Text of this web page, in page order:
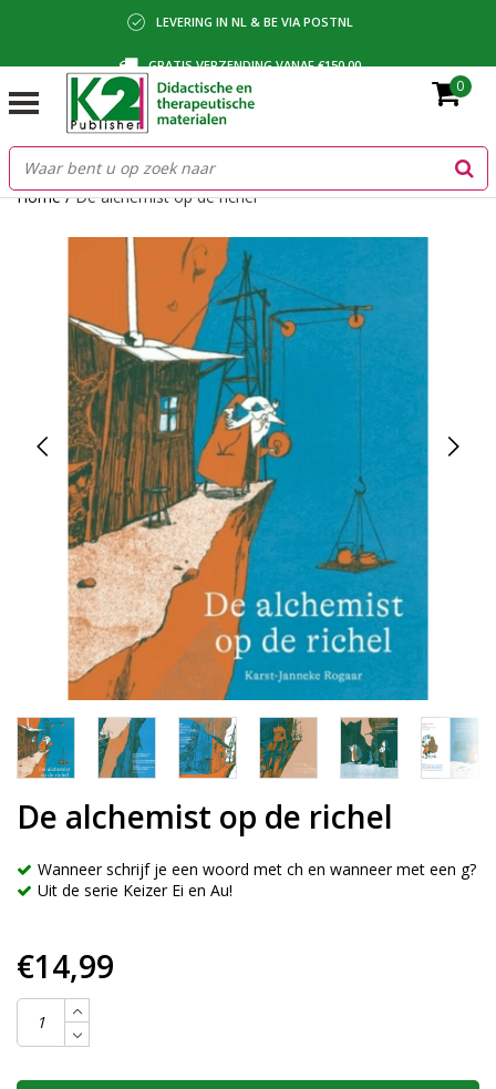
LEVERING IN NL & BE VIA POSTNL
GRATIS VERZENDING VANAF €150,00
BETALING VIA IDEAL, BANCONTACT OF FACTUUR
0
Home/De alchemist op de richel
De alchemist op de richel
Wanneer schrijf je een woord met ch en wanneer met een g?
Uit de serie Keizer Ei en Au!
€14,99